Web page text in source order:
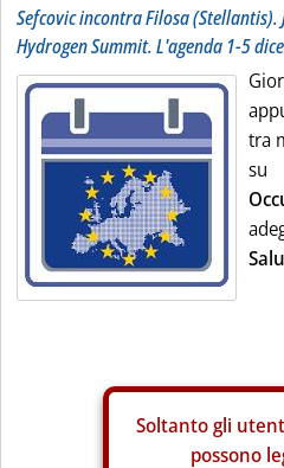
Sefcovic incontra Filosa (Stellantis).
Hydrogen Summit. L'agenda 1-5
tra
su
Soltanto gli
possono